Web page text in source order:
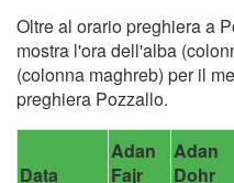
Oltre al orario preghiera a
mostra l'ora dell'alba
(colonna maghreb) per il
preghiera Pozzallo.
Data
Adan
Fajr
Adan
Dohr